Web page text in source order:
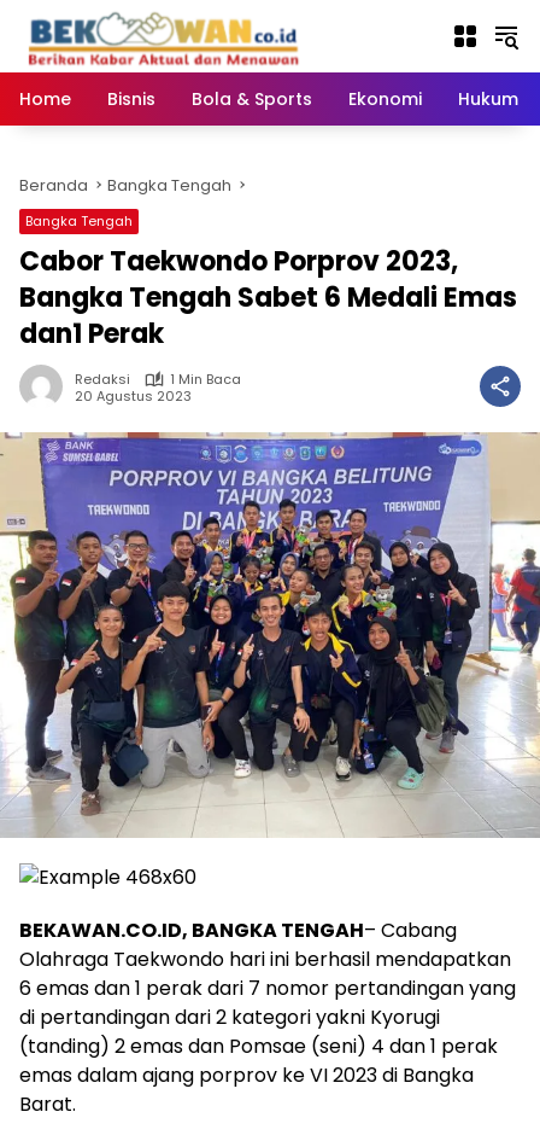
konten
Home
Bisnis Bola & Sports Ekonomi Hukum
Beranda Bangka Tengah
Bangka Tengah
Cabor Taekwondo Porprov 2023,
Bangka Tengah Sabet 6 Medali Emas
dan1 Perak
Redaksi
1 Min Baca
20 Agustus 2023
BEKAWAN.CO.ID, BANGKA TENGAH– Cabang
Olahraga Taekwondo hari ini berhasil mendapatkan
6 emas dan 1 perak dari 7 nomor pertandingan yang
di pertandingan dari 2 kategori yakni Kyorugi
(tanding) 2 emas dan Pomsae (seni) 4 dan 1 perak
emas dalam ajang porprov ke VI 2023 di Bangka
Barat.